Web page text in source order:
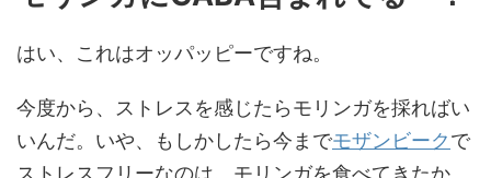
はい、これはオッパッピーですね。
今度から、ストレスを感じたらモリンガを採ればい
いんだ。いや、もしかしたら今までモザンビークで
ストレスフリーなのは、モリンガを食べてきたか